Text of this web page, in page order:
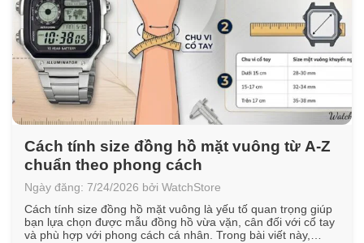
Cách tính size đồng hồ mặt vuông từ A-Z
chuẩn theo phong cách
Ngày đăng: 7/24/2026 bởi WatchStore
Cách tính size đồng hồ mặt vuông là yếu tố quan trọng giúp
bạn lựa chọn được mẫu đồng hồ vừa vặn, cân đối với cổ tay
và phù hợp với phong cách cá nhân. Trong bài viết này,